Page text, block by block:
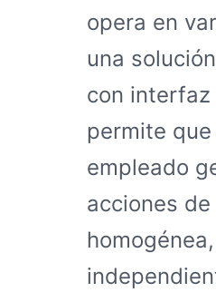
opera en
una
con
permite que
empleado
acciones de
homogénea,